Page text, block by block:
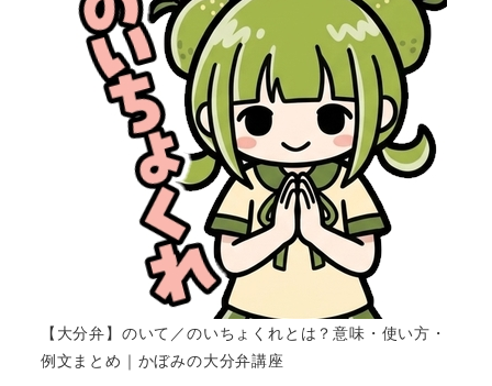
【大分弁】のいて／のいちょくれとは？意味・使い方・
例文まとめ｜かぼみの大分弁講座